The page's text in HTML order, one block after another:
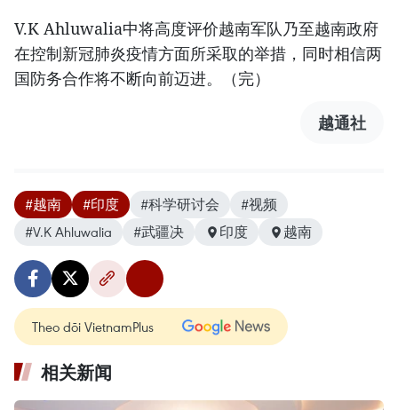
V.K Ahluwalia中将高度评价越南军队乃至越南政府
在控制新冠肺炎疫情方面所采取的举措，同时相信两
国防务合作将不断向前迈进。（完）
越通社
#越南 #印度 #科学研讨会
#视频
#V.K Ahluwalia
#武疆决 印度 越南
Theo dõi VietnamPlus
相关新闻